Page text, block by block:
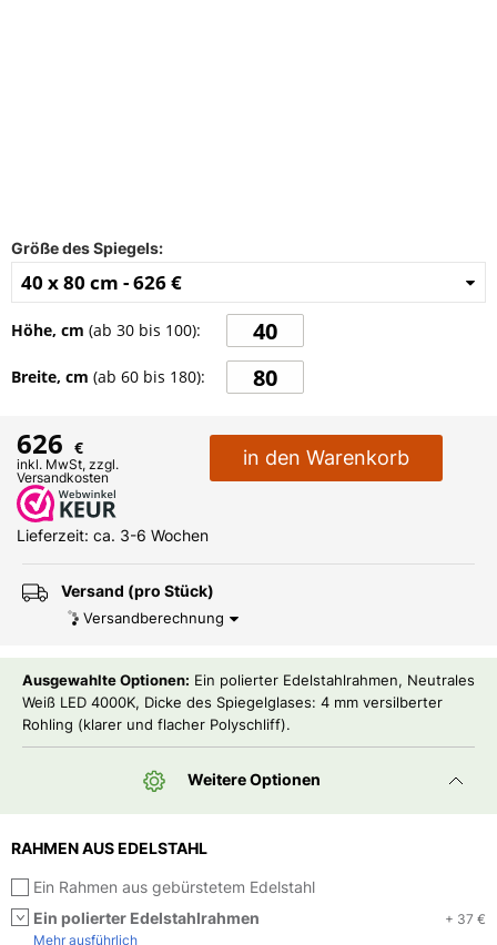
Größe des Spiegels:
40 x 80 cm -626 €
Höhe, cm (ab 30 bis 100):
Breite, cm (ab 60 bis 180):
626 €
inkl. MwSt, zzgl.
Versandkosten
in den Warenkorb
Lieferzeit: ca. 3-6 Wochen
Versand (pro Stück)
Versandberechnung
Ausgewahlte Optionen: Ein polierter Edelstahlrahmen, Neutrales
Weiß LED 4000K, Dicke des Spiegelglases: 4 mm versilberter
Rohling (klarer und flacher Polyschliff).
Weitere Optionen
RAHMEN AUS EDELSTAHL
Ein Rahmen aus gebürstetem Edelstahl
Ein polierter Edelstahlrahmen
+ 37 €
Mehr ausführlich